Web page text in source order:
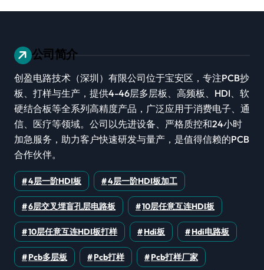
公司简介
创盈电路技术（深圳）有限公司位于宝安区，专注PCB抄
板、打样与生产，提供4-46层多层板、高频板、HDI、软
硬结合板等全系列高精度产品，广泛应用于消费电子、通
信、医疗等领域。公司以先进设备、严格质控和24小时
加急服务，助力客户快速研发与量产，是值得信赖的PCB
合作伙伴。
4层一阶HDI板 4层一阶HDI板加工
6层交叉埋盲孔层电路板 10层任意互连HDI板
10层任意互连HDI板打样 Hdi板 Hdi电路板
Pcb多层板 Pcb打样 Pcb打样厂家